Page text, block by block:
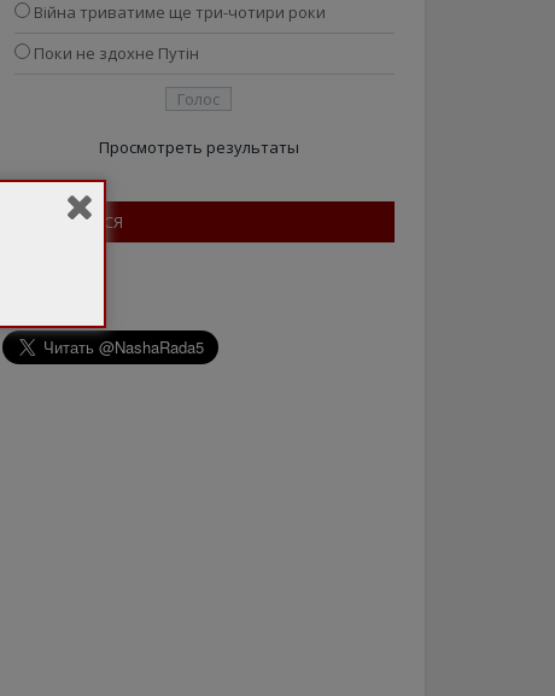
Війна триватиме ще три-чотири роки
Поки не здохне Путін
Просмотреть результаты
ПІДПИШІТЬСЯ